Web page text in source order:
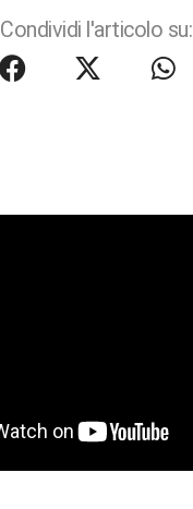
Condividi l'articolo su: